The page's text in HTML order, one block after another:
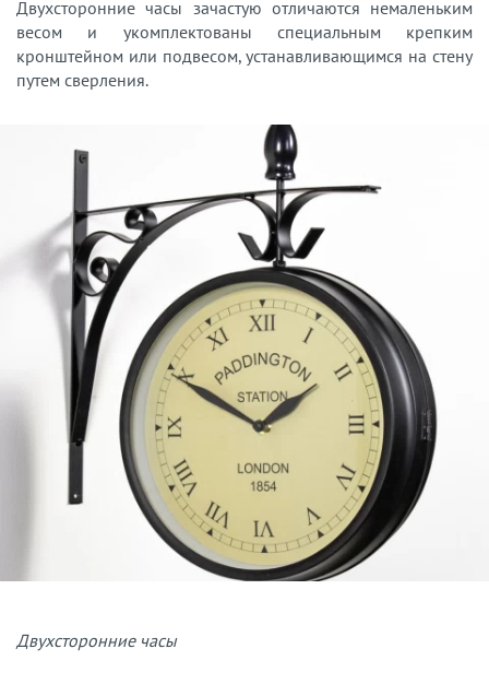
Двухсторонние часы зачастую отличаются немаленьким
весом и укомплектованы специальным крепким
кронштейном или подвесом, устанавливающимся на стену
путем сверления.
Двухсторонние часы